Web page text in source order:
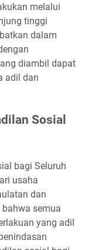
melalui
tinggi
dalam
diambil dapat
adil dan
Sosial
bagi Seluruh
usaha
dan
semua
yang adil